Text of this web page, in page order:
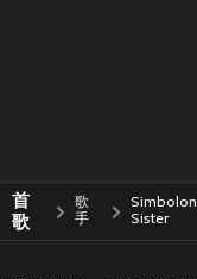
首
歌
歌
手
Simbolon
Sister